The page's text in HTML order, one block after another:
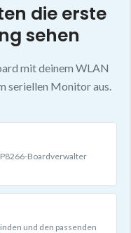
die erste
sehen
mit deinem WLAN
seriellen Monitor aus.
Boardverwalter
und den passenden